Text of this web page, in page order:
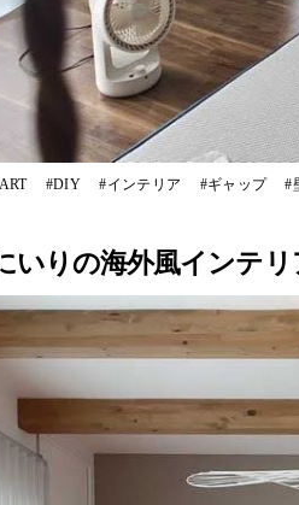
ART DIY インテリア ギャップ
いりの海外風インテ